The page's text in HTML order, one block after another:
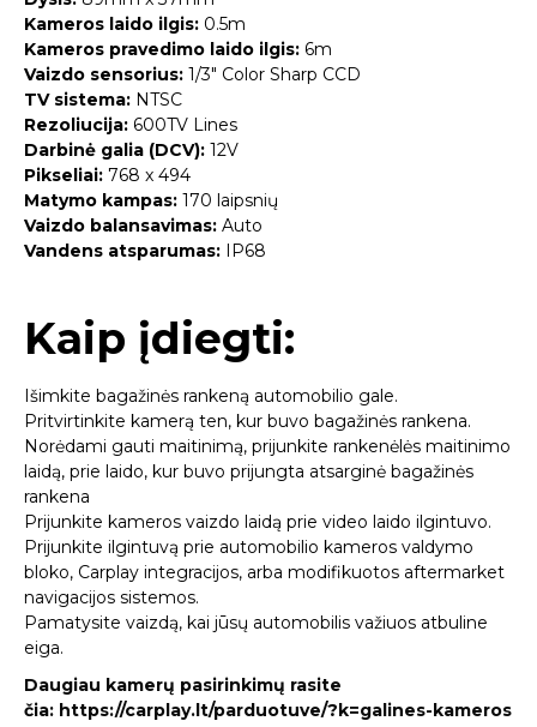
Kameros laido ilgis: 0.5m
Kameros pravedimo laido ilgis: 6m
Vaizdo sensorius: 1/3″ Color Sharp CCD
TV sistema: NTSC
Rezoliucija: 600TV Lines
Darbinė galia (DCV): 12V
Pikseliai: 768 x 494
Matymo kampas: 170 laipsnių
Vaizdo balansavimas: Auto
Vandens atsparumas: IP68
Kaip įdiegti:
Išimkite bagažinės rankeną automobilio gale.
Pritvirtinkite kamerą ten, kur buvo bagažinės rankena.
Norėdami gauti maitinimą, prijunkite rankenėlės maitinimo
laidą, prie laido, kur buvo prijungta atsarginė bagažinės
rankena
Prijunkite kameros vaizdo laidą prie video laido ilgintuvo.
Prijunkite ilgintuvą prie automobilio kameros valdymo
bloko, Carplay integracijos, arba modifikuotos aftermarket
navigacijos sistemos.
Pamatysite vaizdą, kai jūsų automobilis važiuos atbuline
eiga.
Daugiau kamerų pasirinkimų rasite
čia: https://carplay.lt/parduotuve/?k=galines-kameros